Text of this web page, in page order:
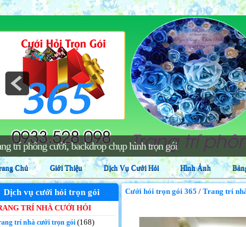
vụ hoa tươi, hoa cưới trọn gói
Chủ Giới Thiệu Dịch Vụ Cưới Hỏi Hình Ảnh
Dịch vụ cưới hỏi trọn gói
TRÍ NHÀ CƯỚI HỎI
trí nhà cưới trọn gói (168)
Cưới hỏi trọn gói 365 / Trang trí